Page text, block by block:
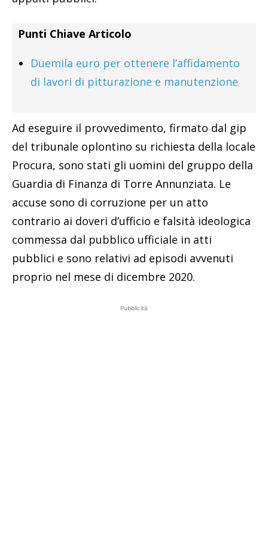
Punti Chiave Articolo
Duemila euro per ottenere l’affidamento
di lavori di pitturazione e manutenzione
Ad eseguire il provvedimento, firmato dal gip
del tribunale oplontino su richiesta della locale
Procura, sono stati gli uomini del gruppo della
Guardia di Finanza di Torre Annunziata. Le
accuse sono di corruzione per un atto
contrario ai doveri d’ufficio e falsità ideologica
commessa dal pubblico ufficiale in atti
pubblici e sono relativi ad episodi avvenuti
proprio nel mese di dicembre 2020.
Pubblicità